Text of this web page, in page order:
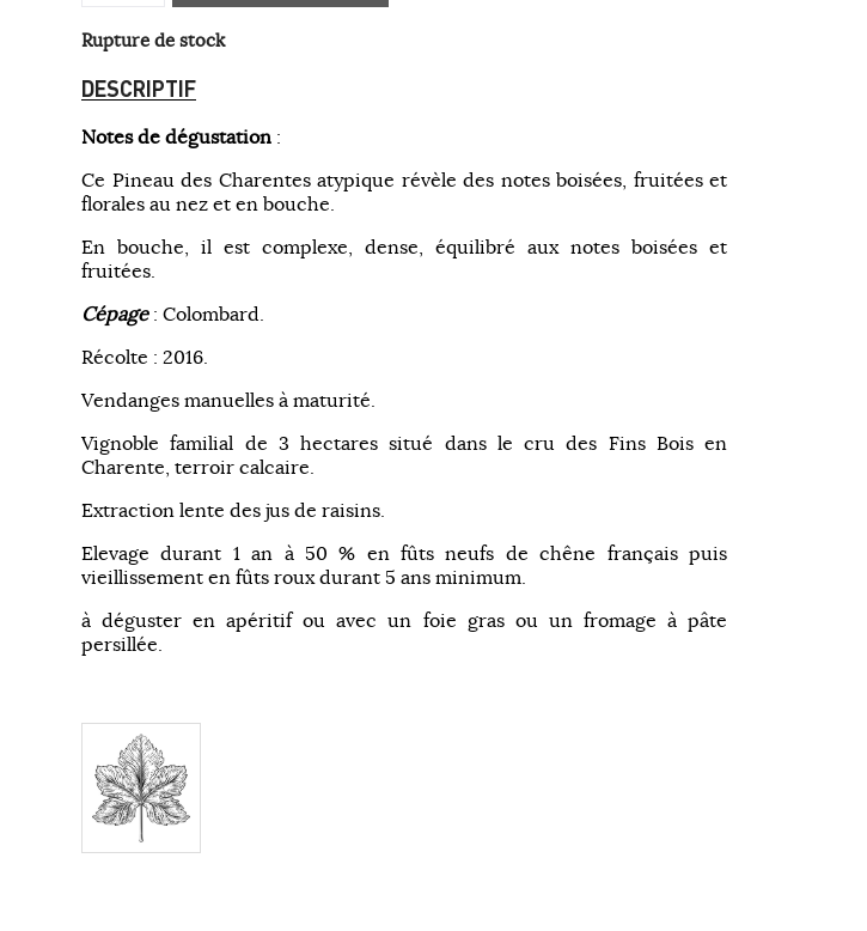
Rupture de stock
DESCRIPTIF
Notes de dégustation :
Ce Pineau des Charentes atypique révèle des notes boisées, fruitées et
florales au nez et en bouche.
En bouche, il est complexe, dense, équilibré aux notes boisées et
fruitées.
Cépage: Colombard.
Récolte : 2016.
Vendanges manuelles à maturité.
Vignoble familial de 3 hectares situé dans le cru des Fins Bois en
Charente, terroir calcaire.
Extraction lente des jus de raisins.
Elevage durant 1 an à 50 % en fûts neufs de chêne français puis
vieillissement en fûts roux durant 5 ans minimum.
à déguster en apéritif ou avec un foie gras ou un fromage à pâte
persillée.